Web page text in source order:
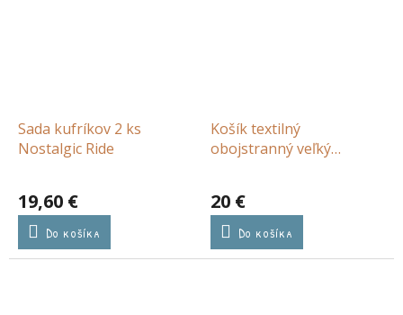
Sada kufríkov 2 ks
Nostalgic Ride
19,60 €
Do košíka
Košík textilný
obojstranný veľký
20 €
Do košíka